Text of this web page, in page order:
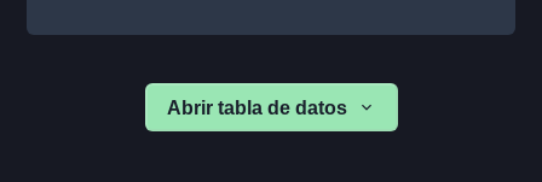
Abrir tabla de datos